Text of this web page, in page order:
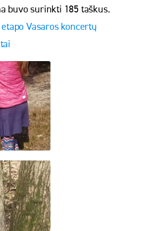
buvo surinkti 185 taškus.
Vasaros koncertų